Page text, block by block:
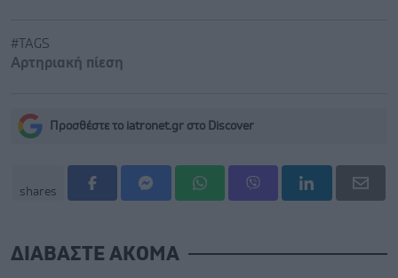
#TAGS
Αρτηριακή πίεση
Προσθέστε το iatronet.gr στο Discover
shares
ΔΙΑΒΑΣΤΕ ΑΚΟΜΑ